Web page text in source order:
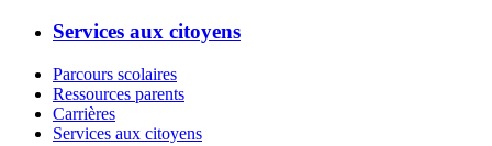
Services aux citoyens
Parcours scolaires
Ressources parents
Carrières
Services aux citoyens